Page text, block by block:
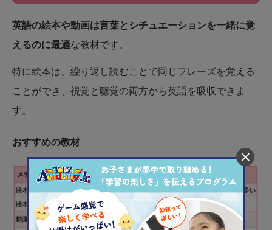
英語の絵本や動画は言葉とシチュエーションを一緒に覚
えるのに最適な教材です。
特に絵本は、繰り返し読むことで同じフレーズを覚える
ことができ、視覚と聴覚の両方から英語を吸収できま
す。
おすすめの教材